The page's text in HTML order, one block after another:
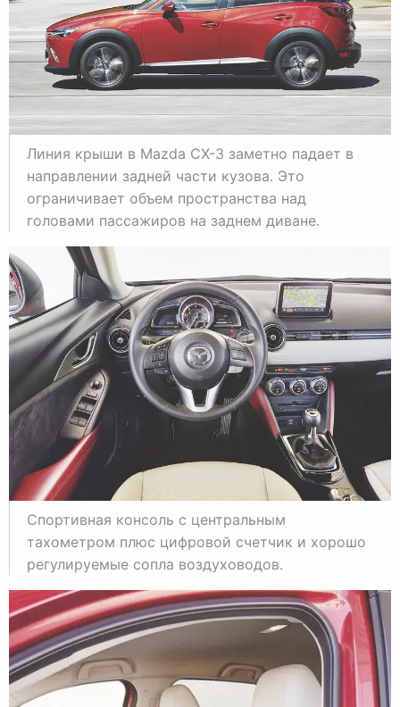
Линия крыши в Mazda CX-3 заметно падает в
направлении задней части кузова. Это
ограничивает объем пространства над
головами пассажиров на заднем диване.
Спортивная консоль с центральным
тахометром плюс цифровой счетчик и хорошо
регулируемые сопла воздуховодов.